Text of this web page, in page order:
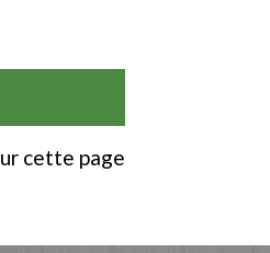
cette page